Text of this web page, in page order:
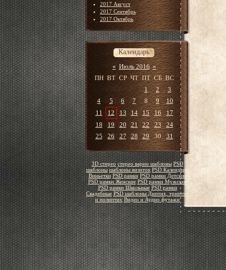
2017 Август
2017 Сентябрь
2017 Октябрь
Календарь
« Июль 2016 »
ПН ВТ СР ЧТ ПТ СБ ВС
1
2
3
4
5 6 7 8 9
10
11
12 13 14 15 16
17
18
19 20 21 22 23
24
25
26 27 28 29 30 31
3D стерео стерео варио шаблоны PSD
шаблоны шаблоны визиток PSD Календари
Виньетки PSD рамки PSD рамки Детские
PSD рамки Женские PSD рамки Мужские
PSD рамки Школьные PSD рамки
Свадебные PSD шаблоны Диптих, триптих
и полиптих Видео и Аудио футажи